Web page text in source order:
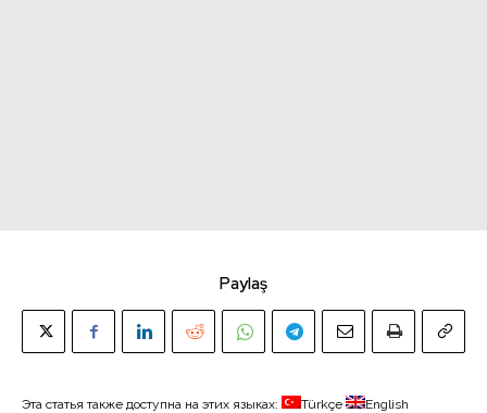
Paylaş
Эта статья также доступна на этих языках: Türkçe English